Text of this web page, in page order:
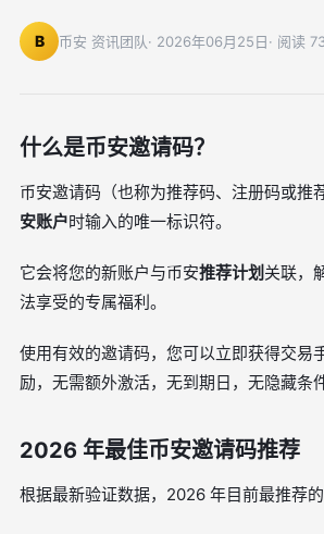
B 币安 资讯团队· 2026年06月25日· 阅读
什么是币安邀请码？
币安邀请码（也称为推荐码、注册码或推
安账户时输入的唯一标识符。
它会将您的新账户与币安推荐计划 关联，
法享受的专属福利。
使用有效的邀请码，您可以立即获得交易
励，无需额外激活，无到期日，无隐藏条件
2026 年最佳币安邀请码推荐
根据最新验证数据，2026 年目前最推荐的